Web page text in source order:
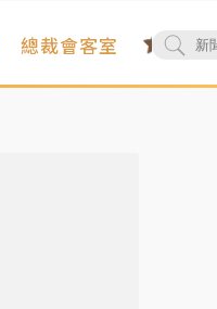
總裁會客室